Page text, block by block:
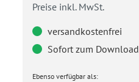
Preise inkl. MwSt.
versandkostenfrei
Sofort zum Download
Ebenso verfügbar als: